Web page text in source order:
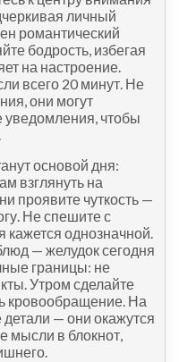
личный
романтический
бодрость, избегая
на настроение.
всего 20 минут. Не
они могут
уведомления, чтобы
основой дня:
взглянуть на
проявите чуткость —
Не спешите с
однозначной.
— желудок сегодня
границы: не
Утром сделайте
кровообращение. На
— они окажутся
мысли в блокнот,